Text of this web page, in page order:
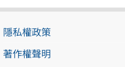
隱私權政策
著作權聲明